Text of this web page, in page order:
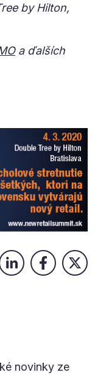
by Hilton,
a ďalších
novinky ze